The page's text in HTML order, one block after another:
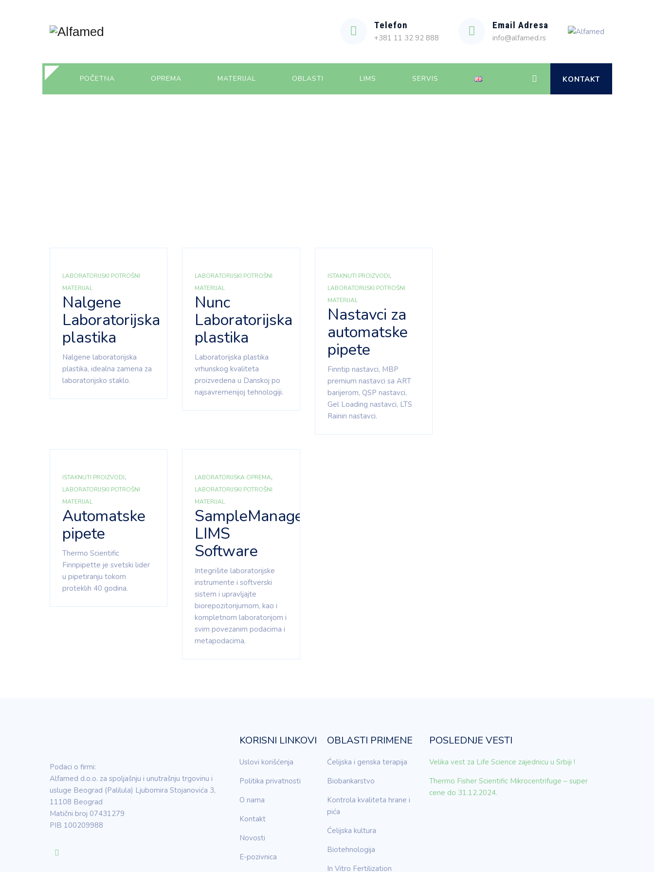
Telefon
+381 11 32 92 888
Email Adresa
info@alfamed.rs
POČETNA OPREMA MATERIJAL OBLASTI LIMS SERVIS KONTAKT
LABORATORIJSKI POTROŠNI
MATERIJAL
Nalgene
Laboratorijska
plastika
Nalgene laboratorijska
plastika, idealna zamena za
laboratorijsko staklo.
LABORATORIJSKI POTROŠNI
MATERIJAL
Nunc
Laboratorijska
plastika
Laboratorijska plastika
vrhunskog kvaliteta
proizvedena u Danskoj po
najsavremenijoj tehnologiji.
ISTAKNUTI PROIZVODI,
LABORATORIJSKI POTROŠNI
MATERIJAL
Nastavci za
automatske
pipete
Finntip nastavci, MBP
premium nastavci sa ART
barijerom, QSP nastavci,
Gel Loading nastavci, LTS
Rainin nastavci.
ISTAKNUTI PROIZVODI,
LABORATORIJSKI POTROŠNI
MATERIJAL
Automatske
pipete
Thermo Scientific
Finnpipette je svetski lider
u pipetiranju tokom
proteklih 40 godina.
LABORATORIJSKA OPREMA,
LABORATORIJSKI POTROŠNI
MATERIJAL
SampleManager
LIMS
Software
Integrišite laboratorijske
instrumente i softverski
sistem i upravljajte
biorepozitorijumom, kao i
kompletnom laboratorijom i
svim povezanim podacima i
metapodacima.
Podaci o firmi:
Alfamed d.o.o. za spoljašnju i unutrašnju trgovinu i
usluge Beograd (Palilula) Ljubomira Stojanovića 3,
11108 Beograd
Matični broj 07431279
PIB 100209988
KORISNI LINKOVI
Uslovi korišćenja
Politika privatnosti
O nama
Kontakt
Novosti
E-pozivnica
OBLASTI PRIMENE
Ćelijska i genska terapija
Biobankarstvo
Kontrola kvaliteta hrane i
pića
Ćelijska kultura
Biotehnologija
In Vitro Fertilization
POSLEDNJE VESTI
Velika vest za Life Science zajednicu u Srbiji !
Thermo Fisher Scientific Mikrocentrifuge – super
cene do 31.12.2024.